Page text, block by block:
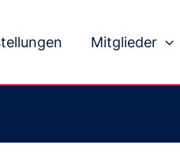
Mitglieder